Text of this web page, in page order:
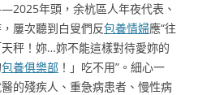
年頭，余杭區人年夜代表、
屢次聽到白叟們反包養情婦應“往
秤！妳…妳不能這樣對待愛妳的
包養俱樂部 ！」吃不用”。細心一
的殘疾人、重急病患者、慢性病